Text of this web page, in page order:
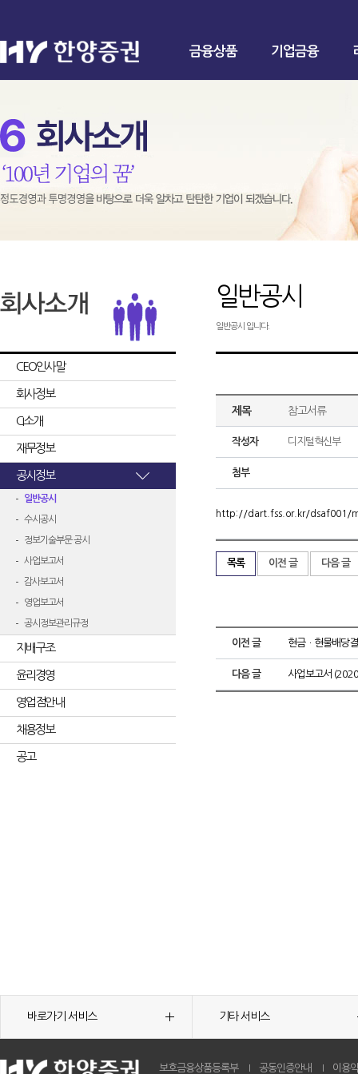
금융상품 기업금융
CEO인사말
회사정보
CI소개
재무정보
공시정보
일반공시
수시공시
정보기술부문 공시
사업보고서
감사보고서
영업보고서
공시정보관리규정
지배구조
윤리경영
영업점안내
채용정보
공고
일반공시
일반공시 입니다.
제목 참고서류
작성자 디지털혁신부
첨부
http://dart.fss.or.kr/dsaf001/
목록 이전 글 다음 글
이전 글 현금ㆍ현물배당
다음 글 사업보고서
바로가기 서비스 기타 서비스
보호금융상품등록부 공동인증안내 이용